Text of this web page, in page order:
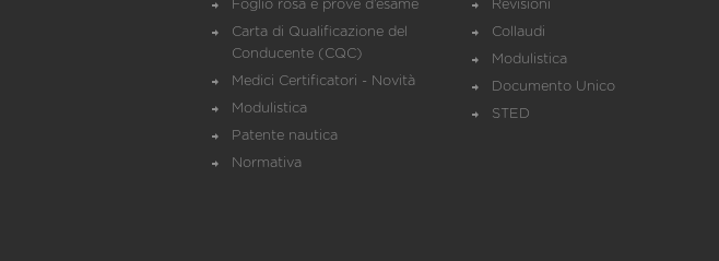
Foglio rosa e prove d’esame
Carta di Qualificazione del
Conducente (CQC)
Medici Certificatori - Novità
Modulistica
Patente nautica
Normativa
Revisioni
Collaudi
Modulistica
Documento Unico
STED